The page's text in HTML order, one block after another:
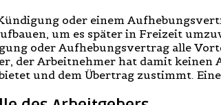
oder einem
um es später in Freizeit
oder Aufhebungsvertrag alle
der Arbeitnehmer hat damit
und dem Übertrag zustimmt.